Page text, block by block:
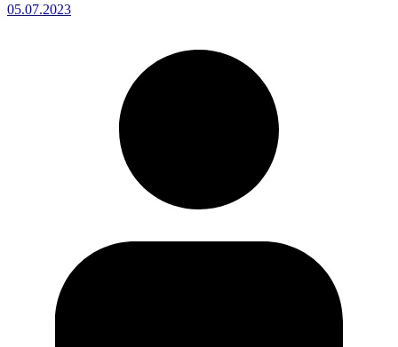
05.07.2023